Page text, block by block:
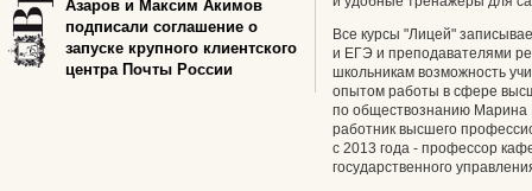
Все курсы "Лицей"
и ЕГЭ и преподавателями
школьникам возможность
опытом работы в сфере
по обществознанию Марина
работник высшего
с 2013 года - профессор
государственного
Азаров и Максим Акимов
подписали соглашение о
запуске крупного клиентского
центра Почты России